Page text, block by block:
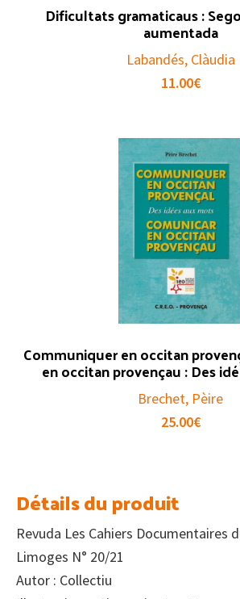
Dificultats gramaticaus :
aumentada
Labandés, Clàudia
11.00€
Communiquer en occitan
en occitan provençau : Des
Brechet, Pèire
25.00€
Détails du produit
Revuda Les Cahiers Documentaires
Limoges N° 20/21
Autor : Collectiu